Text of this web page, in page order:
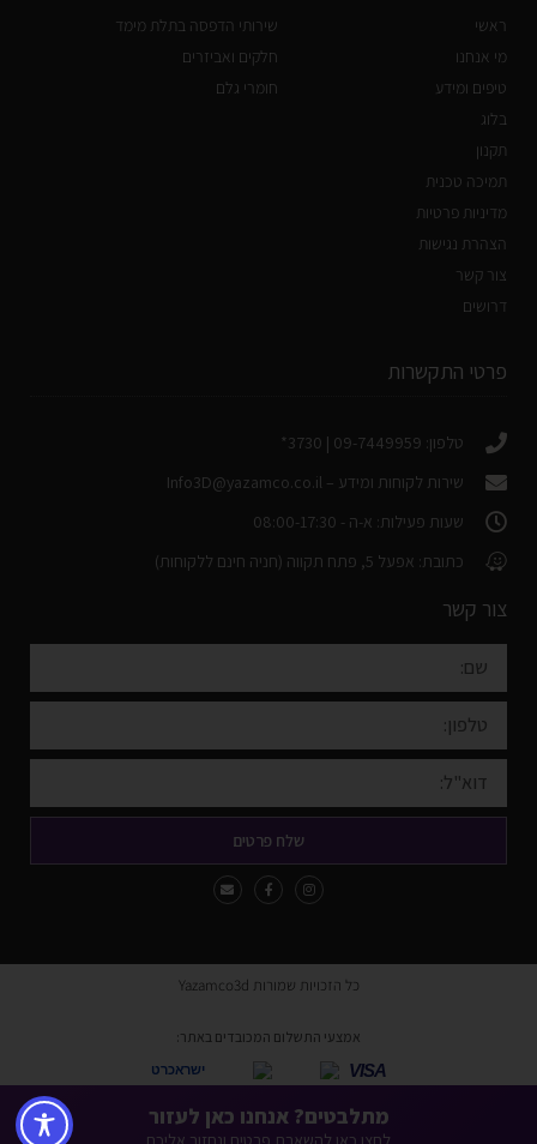
מתלבטים? אנחנו כאן לעזור
ראשי
מי אנחנו
טיפים ומידע
בלוג
תקנון
תמיכה טכנית
מדיניות פרטיות
הצהרת נגישות
צור קשר
דרושים
שירותי הדפסה בתלת מימד
חלקים ואביזרים
חומרי גלם
פרטי התקשרות
טלפון: 09-7449959 | 3730*
שירות לקוחות ומידע – Info3D@yazamco.co.il
שעות פעילות: א-ה - 08:00-17:30
כתובת: אפעל 5, פתח תקווה (חניה חינם ללקוחות)
צור קשר
שלח פרטים
כל הזכויות שמורות Yazamco3d
אמצעי התשלום המכובדים באתר:
VISA
ישראכרט